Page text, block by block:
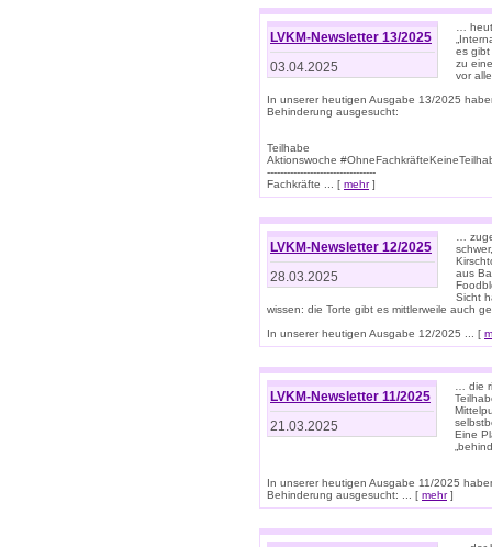
LVKM-Newsletter 13/2025
03.04.2025
…
es gibt
zu
vor
In unserer heutigen Ausgabe 13/2025
Behinderung ausgesucht:
Teilhabe
Aktionswoche
---------------------------------
Fachkräfte ... [ mehr]
LVKM-Newsletter 12/2025
28.03.2025
…
aus
Sicht
wissen: die Torte gibt es mittlerweile auch
In unserer heutigen Ausgabe 12/2025 ... [
LVKM-Newsletter 11/2025
21.03.2025
… die
Eine
In unserer heutigen Ausgabe 11/2025
Behinderung ausgesucht: ... [ mehr]